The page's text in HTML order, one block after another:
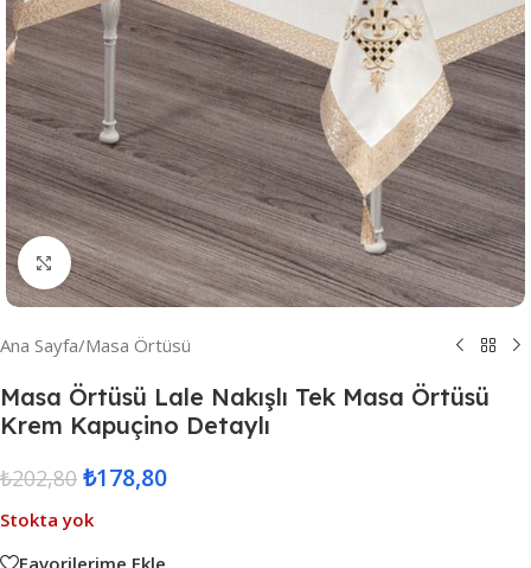
Resmi Büyüt
Ana Sayfa/Masa Örtüsü
Masa Örtüsü Lale Nakışlı Tek Masa Örtüsü
Krem Kapuçino Detaylı
₺202,80 ₺178,80
Stokta yok
Favorilerime Ekle